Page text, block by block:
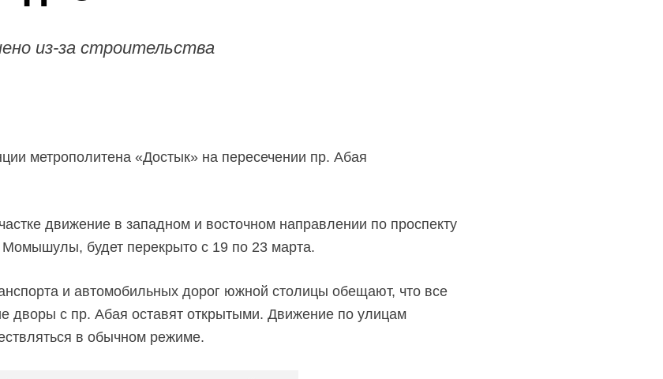
из-за строительства
метрополитена «Достык» на пересечении пр. Абая
движение в западном и восточном направлении по проспекту
будет перекрыто с 19 по 23 марта.
и автомобильных дорог южной столицы обещают, что все
дворы с пр. Абая оставят открытыми. Движение по улицам
в обычном режиме.